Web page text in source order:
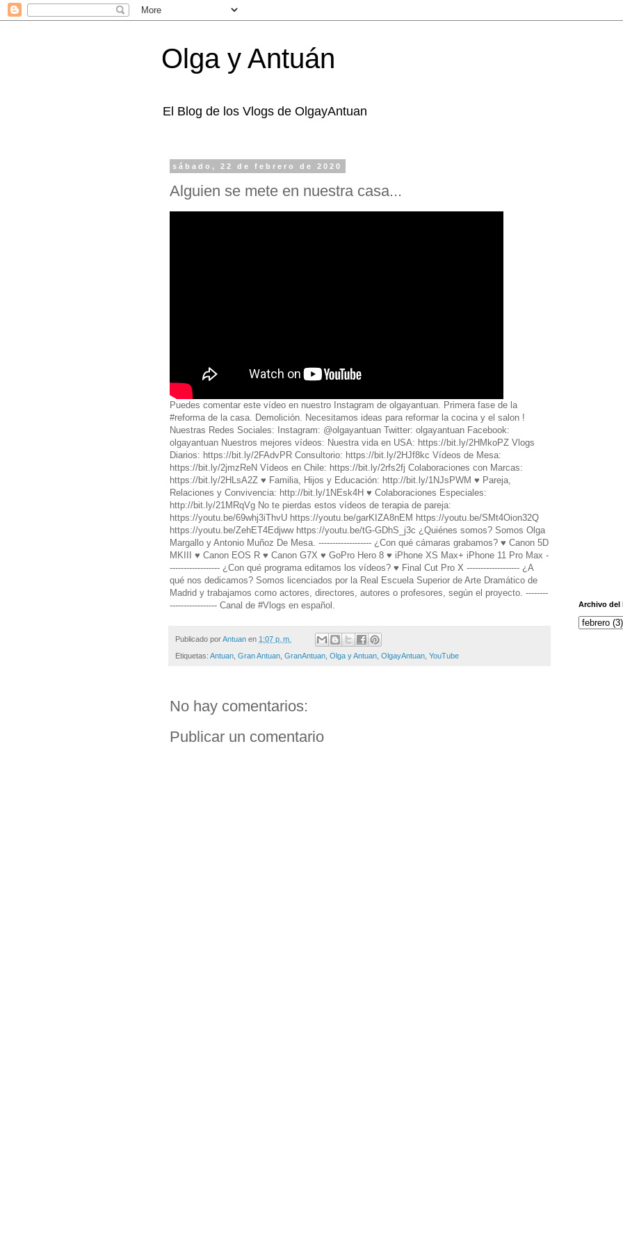
Olga y Antuán
El Blog de los Vlogs de OlgayAntuan
sábado, 22 de febrero de 2020
Alguien se mete en nuestra casa...
Puedes comentar este vídeo en nuestro Instagram de olgayantuan. Primera fase de la
#reforma de la casa. Demolición. Necesitamos ideas para reformar la cocina y el salon !
Nuestras Redes Sociales: Instagram: @olgayantuan Twitter: olgayantuan Facebook:
olgayantuan Nuestros mejores vídeos: Nuestra vida en USA: https://bit.ly/2HMkoPZ Vlogs
Diarios: https://bit.ly/2FAdvPR Consultorio: https://bit.ly/2HJf8kc Vídeos de Mesa:
https://bit.ly/2jmzReN Vídeos en Chile: https://bit.ly/2rfs2fj Colaboraciones con Marcas:
https://bit.ly/2HLsA2Z ♥️ Familia, Hijos y Educación: http://bit.ly/1NJsPWM ♥️ Pareja,
Relaciones y Convivencia: http://bit.ly/1NEsk4H ♥️ Colaboraciones Especiales:
http://bit.ly/21MRqVg No te pierdas estos vídeos de terapia de pareja:
https://youtu.be/69whj3iThvU https://youtu.be/garKIZA8nEM https://youtu.be/SMt4Oion32Q
https://youtu.be/ZehET4Edjww https://youtu.be/tG-GDhS_j3c ¿Quiénes somos? Somos Olga
Margallo y Antonio Muñoz De Mesa. ------------------- ¿Con qué cámaras grabamos? ♥️ Canon 5D
MKIII ♥️ Canon EOS R ♥️ Canon G7X ♥️ GoPro Hero 8 ♥️ iPhone XS Max+ iPhone 11 Pro Max -
------------------ ¿Con qué programa editamos los vídeos? ♥️ Final Cut Pro X ------------------- ¿A
qué nos dedicamos? Somos licenciados por la Real Escuela Superior de Arte Dramático de
Madrid y trabajamos como actores, directores, autores o profesores, según el proyecto. --------
----------------- Canal de #Vlogs en español.
Publicado porAntuan en 1:07 p. m.
Etiquetas: Antuan Gran Antuan GranAntuan Olga y Antuan OlgayAntuan YouTube
No hay comentarios:
Publicar un comentario
Archivo del